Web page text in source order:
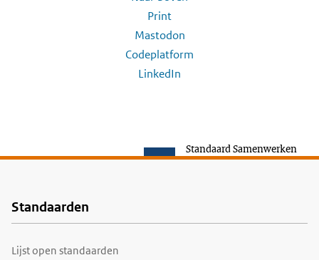
Print
Mastodon
Codeplatform
LinkedIn
Standaard Samenwerken
Voet
Standaarden
Lijst open standaarden